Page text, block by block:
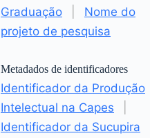
Graduação
Nome do
projeto de pesquisa
Metadados de identificadores
Identificador da Produção
Intelectual na Capes
Identificador da Sucupira